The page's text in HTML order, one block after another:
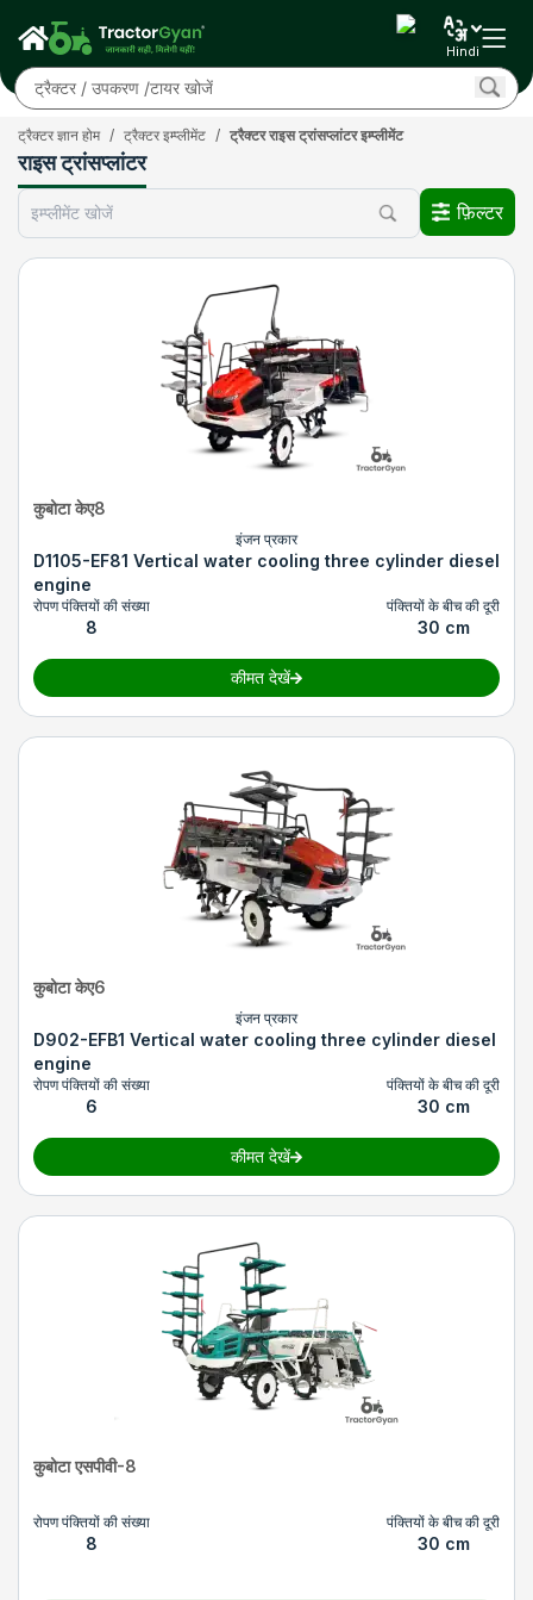
Hindi
राइस ट्रांसप्लांटर
ट्रैक्टर ज्ञान होम / ट्रैक्टर इम्प्लीमेंट / ट्रैक्टर राइस ट्रांसप्लांटर इम्प्लीमेंट
फ़िल्टर
कुबोटा केए8
इंजन प्रकार
D1105-EF81 Vertical water cooling three cylinder diesel
engine
रोपण पंक्तियों की संख्या
8
पंक्तियों के बीच की दूरी
30 cm
कीमत देखें
कुबोटा केए6
इंजन प्रकार
D902-EFB1 Vertical water cooling three cylinder diesel
engine
रोपण पंक्तियों की संख्या
6
पंक्तियों के बीच की दूरी
30 cm
कीमत देखें
कुबोटा एसपीवी-8
रोपण पंक्तियों की संख्या
8
पंक्तियों के बीच की दूरी
30 cm